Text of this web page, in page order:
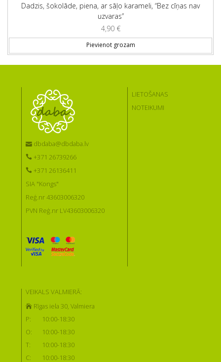
Dadzis, šokolāde, piena, ar sāļo karameli, “Bez cīņas nav
uzvaras”
4,90 €
Pievienot grozam
dbdaba@dbdaba.lv
+371 26739266
+371 26136411
SIA "Kongs"
Reģ.nr 43603006320
PVN Reģ.nr LV43603006320
LIETOŠANAS
NOTEIKUMI
VEIKALS VALMIERĀ:
Rīgas iela 30, Valmiera
P:
10:00-18:30
O:
10:00-18:30
T:
10:00-18:30
C:
10:00-18:30